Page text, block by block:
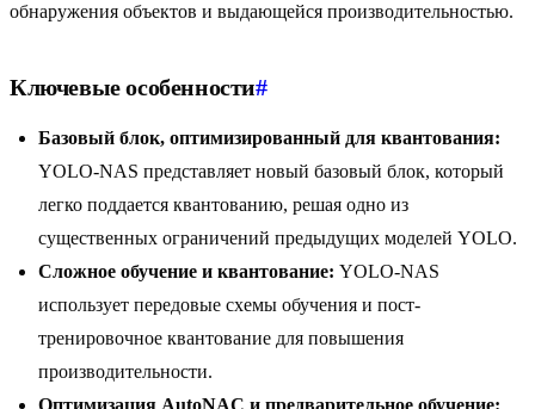
обнаружения объектов и выдающейся производительностью.
Ключевые особенности#
Базовый блок, оптимизированный для квантования:
YOLO-NAS представляет новый базовый блок, который
легко поддается квантованию, решая одно из
существенных ограничений предыдущих моделей YOLO.
Сложное обучение и квантование: YOLO-NAS
использует передовые схемы обучения и пост-
тренировочное квантование для повышения
производительности.
Оптимизация AutoNAC и предварительное обучение: